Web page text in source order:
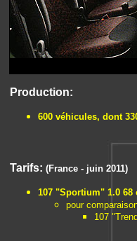
Production:
600 véhicules, dont
Tarifs: (France - juin 2011)
107 "Sportium" 1.0 68
pour
107